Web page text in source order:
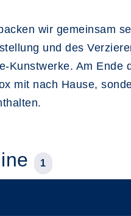
wir gemeinsam
und des
Am Ende
mit nach Hause,
1